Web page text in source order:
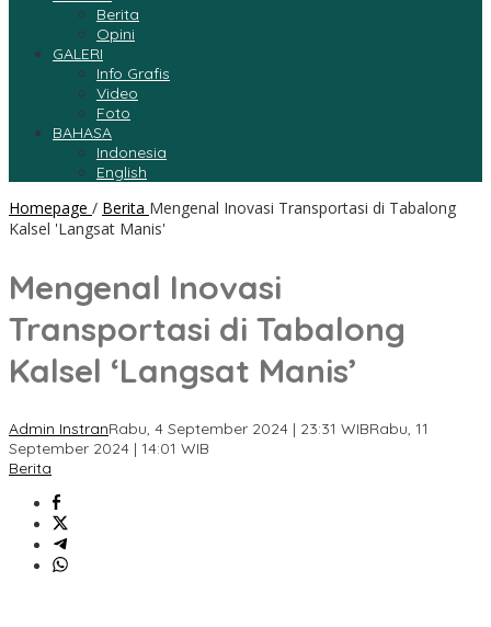
Berita
Opini
GALERI
Info Grafis
Video
Foto
BAHASA
Indonesia
English
Homepage / Berita Mengenal Inovasi Transportasi di Tabalong
Kalsel 'Langsat Manis'
Mengenal Inovasi
Transportasi di Tabalong
Kalsel ‘Langsat Manis’
Admin InstranRabu, 4 September 2024 | 23:31 WIBRabu, 11
September 2024 | 14:01 WIB
Berita